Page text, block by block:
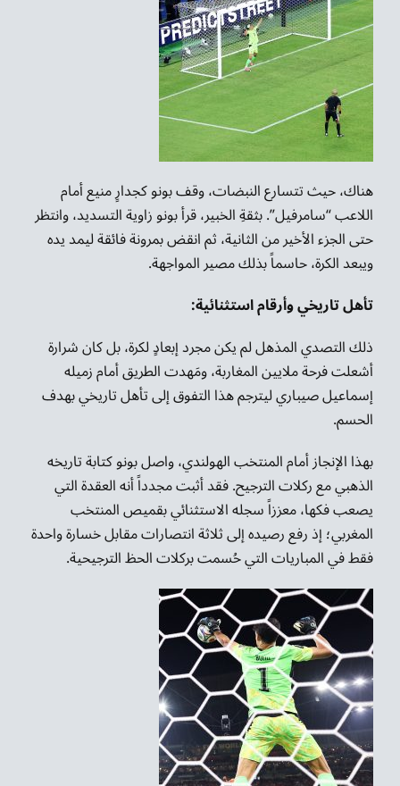
هناك، حيث تتسارع النبضات، وقف بونو كجدارٍ منيع أمام
اللاعب “سامرفيل”. بثقةِ الخبير، قرأ بونو زاوية التسديد، وانتظر
حتى الجزء الأخير من الثانية، ثم انقض بمرونة فائقة ليمد يده
ويبعد الكرة، حاسماً بذلك مصير المواجهة.
تأهل تاريخي وأرقام استثنائية:
ذلك التصدي المذهل لم يكن مجرد إبعادٍ لكرة، بل كان شرارة
أشعلت فرحة ملايين المغاربة، ومَهدت الطريق أمام زميله
إسماعيل صيباري ليترجم هذا التفوق إلى تأهل تاريخي بهدف
الحسم.
بهذا الإنجاز أمام المنتخب الهولندي، واصل بونو كتابة تاريخه
الذهبي مع ركلات الترجيح. فقد أثبت مجدداً أنه العقدة التي
يصعب فكها، معززاً سجله الاستثنائي بقميص المنتخب
المغربي؛ إذ رفع رصيده إلى ثلاثة انتصارات مقابل خسارة واحدة
فقط في المباريات التي حُسمت بركلات الحظ الترجيحية.